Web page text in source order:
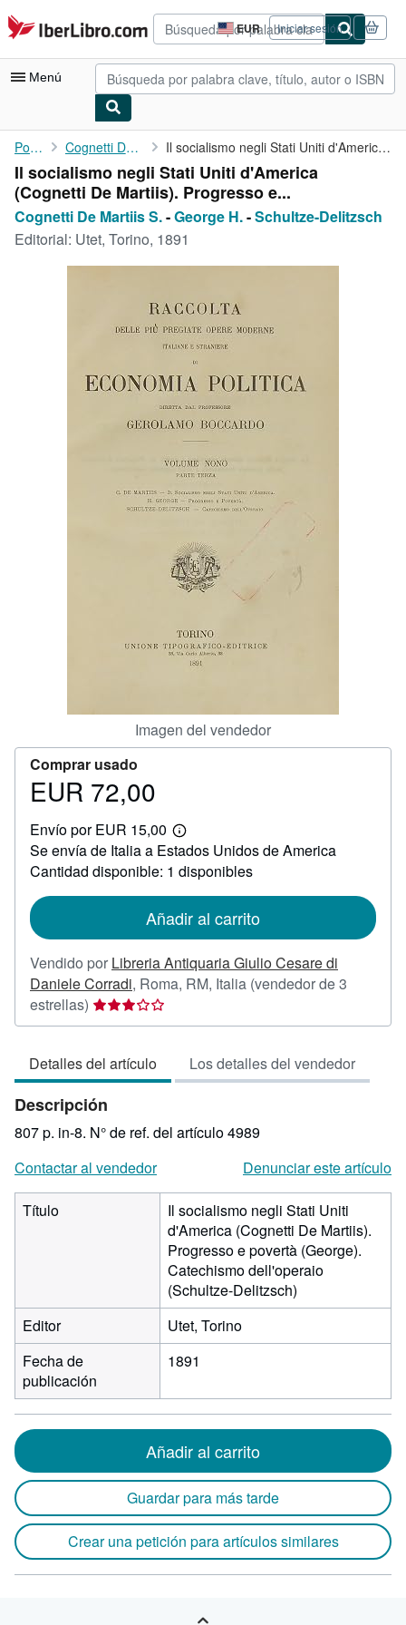
Pasar al contenido principal
IberLibro.com EUR
Preferencias
de
compra
del
Iniciar sesión
Menú
Mi cuenta
Consultar mis pedidos
Búsqueda avanzada
Colecciones
CERRAR
Portada Cognetti De Martiis S. Il socialismo negli Stati Uniti d'America (Cognetti De Martiis)....
Il socialismo negli Stati Uniti d'America
(Cognetti De Martiis). Progresso e...
Cognetti De Martiis S.-George H.-Schultze-Delitzsch
Editorial: Utet, Torino, 1891
Imagen del vendedor
Comprar usado
Precio
72,00
EUR 72,00
Envío por EUR 15,00
Más
información
sobre
las
envío
Se envía de Italia a Estados Unidos de America
Cantidad disponible: 1 disponibles
Añadir al carrito
Vendido por Libreria Antiquaria Giulio Cesare di
Daniele Corradi, Roma, RM, Italia (vendedor de 3
estrellas) Calificación
del
3
de
5
estrellas
Detalles del artículo Los detalles del vendedor
Descripción
807 p. in-8. N° de ref. del artículo 4989
Contactar al vendedor
Denunciar este artículo
Título
Il socialismo negli Stati Uniti
d'America (Cognetti De Martiis).
Progresso e povertà (George).
Catechismo dell'operaio
(Schultze-Delitzsch)
Editor
Utet, Torino
Fecha de
publicación
1891
Añadir al carrito
Guardar para más tarde
Crear una petición para artículos similares